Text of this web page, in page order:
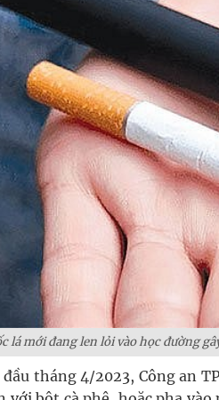
lá mới đang len lỏi vào học đường
tháng 4/2023, Công an